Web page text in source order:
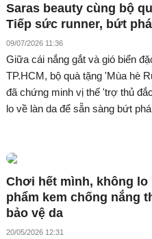
Saras beauty cùng bộ
Tiếp sức runner, bứt
09/07/2026 11:36
Giữa cái nắng gắt và gió biển
TP.HCM, bộ quà tặng 'Mùa hè
đã chứng minh vị thế 'trợ thủ
lo về làn da để sẵn sàng bứt
Chơi hết mình, không
phẩm kem chống nắng
bảo vệ da
20/05/2026 12:31